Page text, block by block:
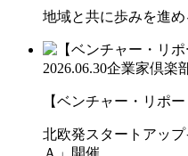
地域と共に歩みを進
2026.06.30企業家倶楽
【ベンチャー・リポー
北欧発スタートアッ
Ａ」開催